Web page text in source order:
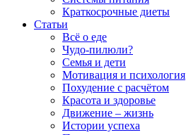
Краткосрочные диеты
Статьи
Всё о еде
Чудо-пилюли?
Семья и дети
Мотивация и психология
Похудение с расчётом
Красота и здоровье
Движение – жизнь
Истории успеха